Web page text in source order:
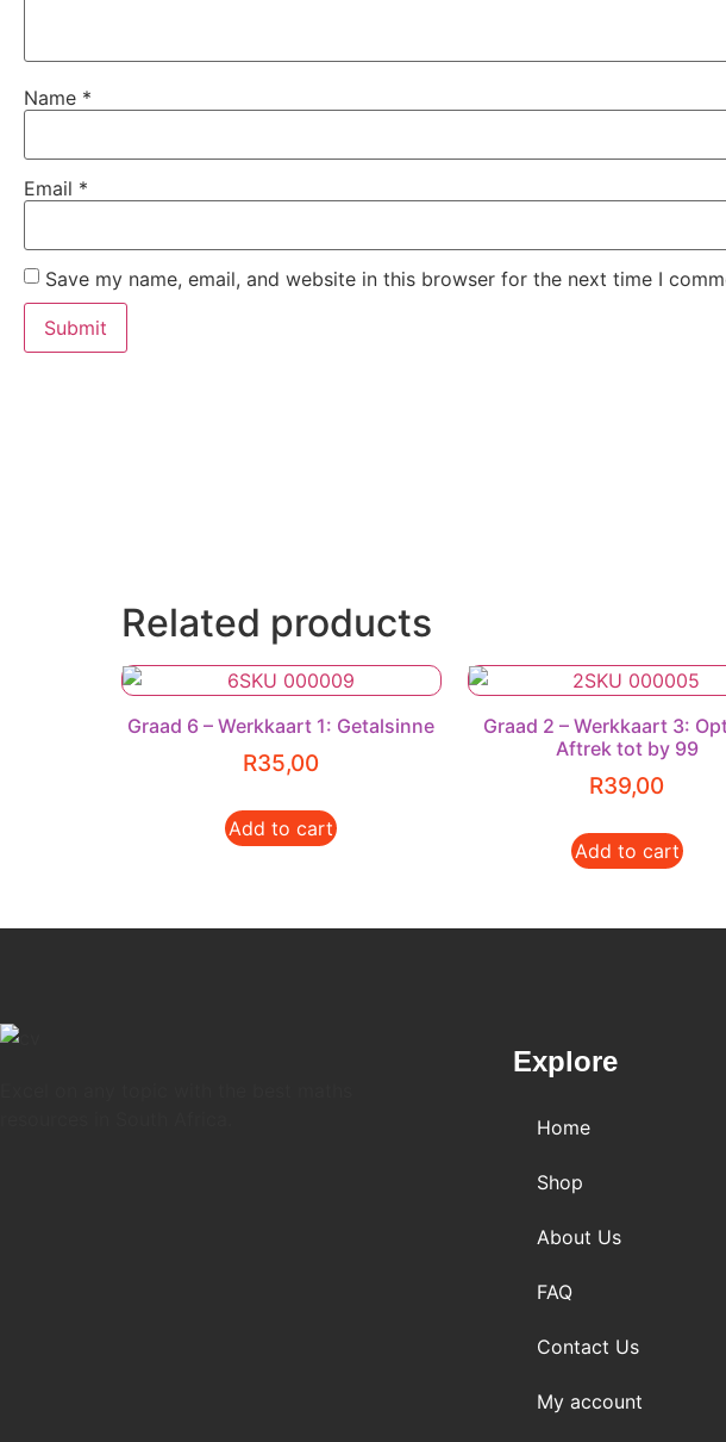
Name *
Email *
Save my name, email, and website in this browser for the next time I
Related products
Graad 6 – Werkkaart 1: Getalsinne
R35,00
Add to cart
Graad 2 – Werkkaart 3:
Aftrek tot by 99
R39,00
Add to cart
Explore
Home
Shop
About Us
FAQ
Contact Us
My account